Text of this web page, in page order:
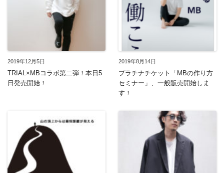
2019年12月5日
TRIAL×MBコラボ第二弾！本日5
日発売開始！
2019年8月14日
プラチナチケット「MBの作り方
セミナー」、一般販売開始しま
す！